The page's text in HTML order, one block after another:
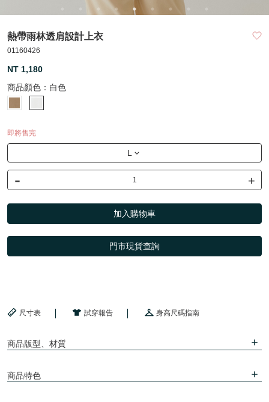
熱帶雨林透肩設計上衣
01160426
NT 1,180
商品顏色： 白色
即將售完
L
- +
加入購物車
門市現貨查詢
尺寸表 試穿報告 身高尺碼指南
商品版型、材質
商品特色